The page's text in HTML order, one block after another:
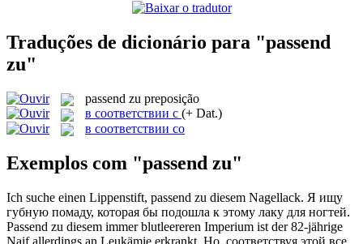
Traduções de dicionário para "passend
zu"
passend zu preposição
в соответствии с (+ Dat.)
в соответствии со
Exemplos com "passend zu"
Ich suche einen Lippenstift, passend zu diesem Nagellack. Я ищу
губную помаду, которая бы подошла к этому лаку для ногтей.
Passend zu diesem immer blutleereren Imperium ist der 82-jährige
Naif allerdings an Leukämie erkrankt. Но, соответствуя этой все